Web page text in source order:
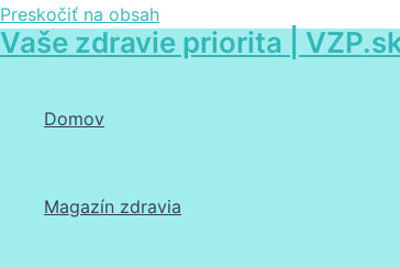
Preskočiť na obsah
Vaše zdravie priorita |
Domov
Magazín zdravia